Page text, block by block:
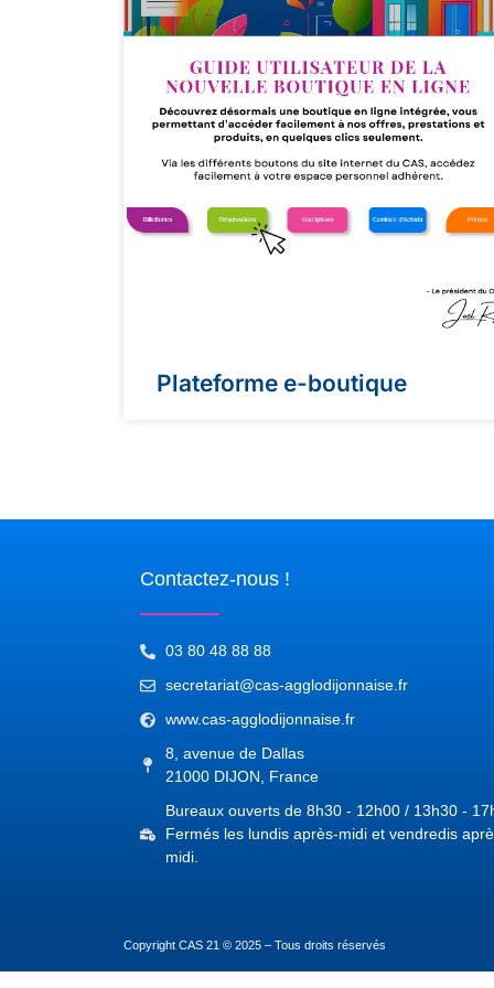
Plateforme e-boutique
Contactez-nous !
03 80 48 88 88
secretariat@cas-agglodijonnaise.fr
www.cas-agglodijonnaise.fr
8, avenue de Dallas
21000 DIJON, France
Bureaux ouverts de 8h30 - 12h00 / 13h30 -
Fermés les lundis après-midi et vendredis
midi.
Copyright CAS 21 © 2025 – Tous droits réservés